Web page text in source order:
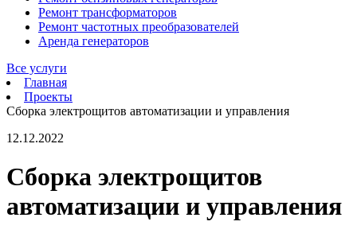
Ремонт трансформаторов
Ремонт частотных преобразователей
Аренда генераторов
Все услуги
Главная
Проекты
Сборка электрощитов автоматизации и управления
12.12.2022
Сборка электрощитов
автоматизации и управления